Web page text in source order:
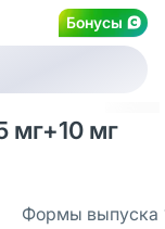
Бонусы
мг+10 мг
Формы выпуска